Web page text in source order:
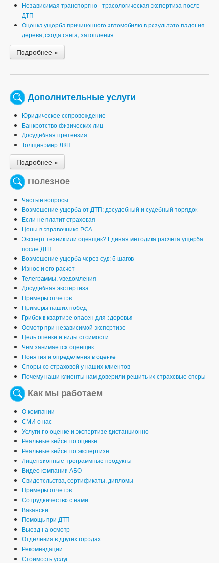
Независимая транспортно - трасологическая экспертиза после
ДТП
Оценка ущерба причиненного автомобилю в результате падения
дерева, схода снега, затопления
Подробнее »
Дополнительные услуги
Юридическое сопровождение
Банкротство физических лиц
Досудебная претензия
Толщиномер ЛКП
Подробнее »
Полезное
Частые вопросы
Возмещение ущерба от ДТП: досудебный и судебный порядок
Если не платит страховая
Цены в справочнике РСА
Эксперт техник или оценщик? Единая методика расчета ущерба
после ДТП
Возмещение ущерба через суд: 5 шагов
Износ и его расчет
Телеграммы, уведомления
Досудебная экспертиза
Примеры отчетов
Примеры наших побед
Грибок в квартире опасен для здоровья
Осмотр при независимой экспертизе
Цель оценки и виды стоимости
Чем занимается оценщик
Понятия и определения в оценке
Споры со страховой у наших клиентов
Почему наши клиенты нам доверили решить их страховые споры
Как мы работаем
О компании
СМИ о нас
Услуги по оценке и экспертизе дистанционно
Реальные кейсы по оценке
Реальные кейсы по экспертизе
Лицензионные программные продукты
Видео компании АБО
Свидетельства, сертификаты, дипломы
Примеры отчетов
Сотрудничество с нами
Вакансии
Помощь при ДТП
Выезд на осмотр
Отделения в других городах
Рекомендации
Стоимость услуг